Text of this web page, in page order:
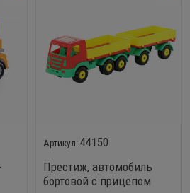
44150
Престиж, автомобиль
бортовой с прицепом